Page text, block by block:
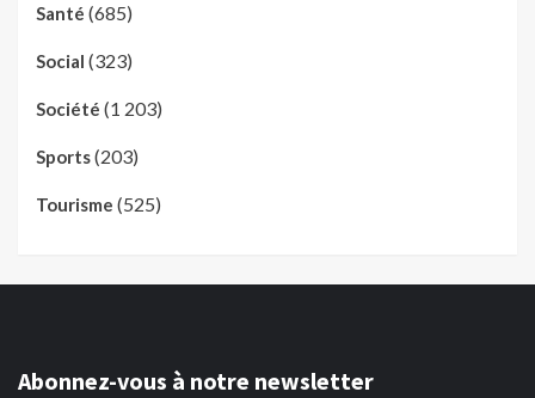
Santé (685)
Social (323)
Société (1 203)
Sports(203)
Tourisme (525)
Abonnez-vous à notre newsletter